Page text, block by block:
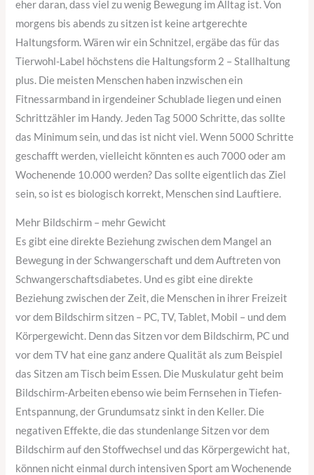
eher daran, dass viel zu wenig Bewegung im Alltag ist. Von
morgens bis abends zu sitzen ist keine artgerechte
Haltungsform. Wären wir ein Schnitzel, ergäbe das für das
Tierwohl-Label höchstens die Haltungsform 2 – Stallhaltung
plus. Die meisten Menschen haben inzwischen ein
Fitnessarmband in irgendeiner Schublade liegen und einen
Schrittzähler im Handy. Jeden Tag 5000 Schritte, das sollte
das Minimum sein, und das ist nicht viel. Wenn 5000 Schritte
geschafft werden, vielleicht könnten es auch 7000 oder am
Wochenende 10.000 werden? Das sollte eigentlich das Ziel
sein, so ist es biologisch korrekt, Menschen sind Lauftiere.
Mehr Bildschirm – mehr Gewicht
Es gibt eine direkte Beziehung zwischen dem Mangel an
Bewegung in der Schwangerschaft und dem Auftreten von
Schwangerschaftsdiabetes. Und es gibt eine direkte
Beziehung zwischen der Zeit, die Menschen in ihrer Freizeit
vor dem Bildschirm sitzen – PC, TV, Tablet, Mobil – und dem
Körpergewicht. Denn das Sitzen vor dem Bildschirm, PC und
vor dem TV hat eine ganz andere Qualität als zum Beispiel
das Sitzen am Tisch beim Essen. Die Muskulatur geht beim
Bildschirm-Arbeiten ebenso wie beim Fernsehen in Tiefen-
Entspannung, der Grundumsatz sinkt in den Keller. Die
negativen Effekte, die das stundenlange Sitzen vor dem
Bildschirm auf den Stoffwechsel und das Körpergewicht hat,
können nicht einmal durch intensiven Sport am Wochenende